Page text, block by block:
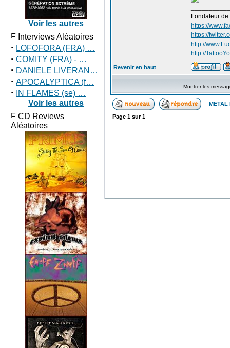
Voir les autres
Interviews Aléatoires
· LOFOFORA (FRA) …
· COMITY (FRA) - …
· DANIELE LIVERAN…
· APOCALYPTICA (f…
·
IN FLAMES (se) …
Voir les autres
CD Reviews
Aléatoires
Fondateur de
https://
https://
http://
http://
Revenir en haut
Montrer les
METAL
Page 1 sur1